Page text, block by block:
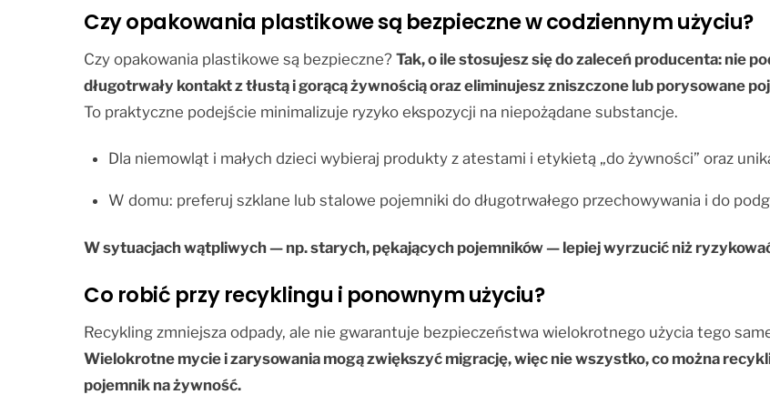
Czy opakowania plastikowe są bezpieczne w codziennym użyciu?
Czy opakowania plastikowe są bezpieczne? Tak, o ile stosujesz się do zaleceń producenta: nie
długotrwały kontakt z tłustą i gorącą żywnością oraz eliminujesz zniszczone lub porysowane
To praktyczne podejście minimalizuje ryzyko ekspozycji na niepożądane substancje.
Dla niemowląt i małych dzieci wybieraj produkty z atestami i etykietą „do żywności” oraz
W domu: preferuj szklane lub stalowe pojemniki do długotrwałego przechowywania i do
W sytuacjach wątpliwych — np. starych, pękających pojemników — lepiej wyrzucić niż
Co robić przy recyklingu i ponownym użyciu?
Recykling zmniejsza odpady, ale nie gwarantuje bezpieczeństwa wielokrotnego użycia tego
Wielokrotne mycie i zarysowania mogą zwiększyć migrację, więc nie wszystko, co można
pojemnik na żywność.